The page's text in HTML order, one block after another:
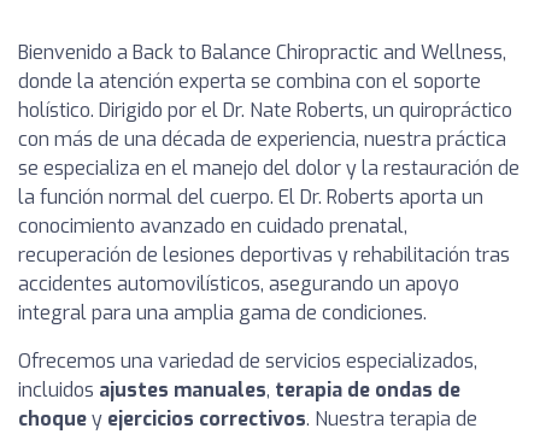
Bienvenido a Back to Balance Chiropractic and Wellness,
donde la atención experta se combina con el soporte
holístico. Dirigido por el Dr. Nate Roberts, un quiropráctico
con más de una década de experiencia, nuestra práctica
se especializa en el manejo del dolor y la restauración de
la función normal del cuerpo. El Dr. Roberts aporta un
conocimiento avanzado en cuidado prenatal,
recuperación de lesiones deportivas y rehabilitación tras
accidentes automovilísticos, asegurando un apoyo
integral para una amplia gama de condiciones.
Ofrecemos una variedad de servicios especializados,
incluidos ajustes manuales, terapia de ondas de
choquey ejercicios correctivos. Nuestra terapia de